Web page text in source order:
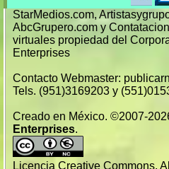
StarMedios.com,
AbcGrupero.com y
virtuales propiedad del
Enterprises
Contacto Webmaster:
Tels. (951)3169203 y
Creado en México. ©2007-
Enterprises.
Licencia Creative Commons.